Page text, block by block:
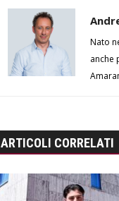
Nato
anche
ARTICOLI CORRELATI